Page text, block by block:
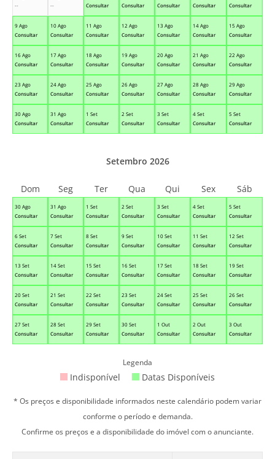
--
--
Consultar
Consultar
Consultar
Consultar
Consultar
9 Ago
Consultar
10 Ago
Consultar
11 Ago
Consultar
12 Ago
Consultar
13 Ago
Consultar
14 Ago
Consultar
15 Ago
Consultar
16 Ago
Consultar
17 Ago
Consultar
18 Ago
Consultar
19 Ago
Consultar
20 Ago
Consultar
21 Ago
Consultar
22 Ago
Consultar
23 Ago
Consultar
24 Ago
Consultar
25 Ago
Consultar
26 Ago
Consultar
27 Ago
Consultar
28 Ago
Consultar
29 Ago
Consultar
30 Ago
Consultar
31 Ago
Consultar
1 Set
Consultar
2 Set
Consultar
3 Set
Consultar
4 Set
Consultar
5 Set
Consultar
30 Ago
Consultar
31 Ago
Consultar
1 Set
Consultar
2 Set
Consultar
3 Set
Consultar
4 Set
Consultar
5 Set
Consultar
6 Set
Consultar
7 Set
Consultar
8 Set
Consultar
9 Set
Consultar
10 Set
Consultar
11 Set
Consultar
12 Set
Consultar
13 Set
Consultar
14 Set
Consultar
15 Set
Consultar
16 Set
Consultar
17 Set
Consultar
18 Set
Consultar
19 Set
Consultar
20 Set
Consultar
21 Set
Consultar
22 Set
Consultar
23 Set
Consultar
24 Set
Consultar
25 Set
Consultar
26 Set
Consultar
27 Set
Consultar
28 Set
Consultar
29 Set
Consultar
30 Set
Consultar
1 Out
Consultar
2 Out
Consultar
3 Out
Consultar
Setembro 2026
Dom Seg Ter Qua Qui Sex Sáb
Legenda
Indisponível Datas Disponíveis
* Os preços e disponibilidade informados neste calendário podem variar
conforme o período e demanda.
Confirme os preços e a disponibilidade do imóvel com o anunciante.